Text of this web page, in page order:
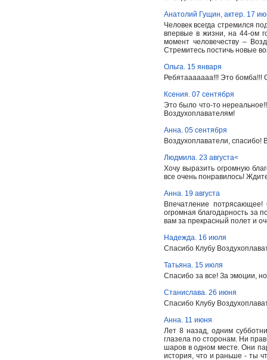
Анатолий Гущин, актер. 17
Человек всегда стремился
впервые в жизни, на 44-ом
момент человечеству –
Стремитесь постичь новые
Ольга. 15 января
Ребятааааааа!!! Это
Ксения. 07 сентября
Это было что-то
Воздухоплавателям!
Анна. 05 сентября
Воздухоплаватели, спасибо!
Людмила. 23 августа<
Хочу выразить огромную
все очень понравилось!
Анна. 19 августа
Впечатление
огромная благодарность за
вам за прекрасный полет и
Надежда. 16 июля
Спасибо Клубу
Татьяна. 15 июля
Спасибо за все! За эмоции,
Станислава. 26 июня
Спасибо Клубу
Анна. 11 июня
Лет 8 назад, одним
глазела по сторонам. Ни
шаров в одном месте. Они
история, что и раньше - ты